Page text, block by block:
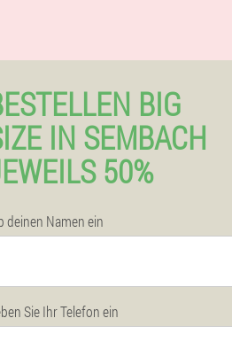
BIG
IN SEMBACH
50%
deinen Namen ein
Sie Ihr Telefon ein